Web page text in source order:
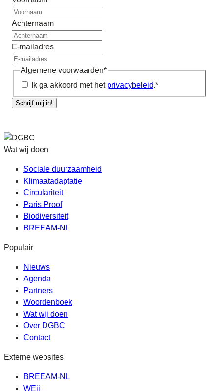
Achternaam
E-mailadres
Algemene voorwaarden*
Ik ga akkoord met het privacybeleid.*
Schrijf mij in!
Wat wij doen
Sociale duurzaamheid
Klimaatadaptatie
Circulariteit
Paris Proof
Biodiversiteit
BREEAM-NL
Populair
Nieuws
Agenda
Partners
Woordenboek
Wat wij doen
Over DGBC
Contact
Externe websites
BREEAM-NL
WEii